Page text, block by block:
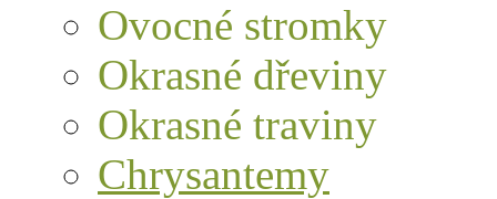
Ovocné stromky
Okrasné dřeviny
Okrasné traviny
Chrysantemy